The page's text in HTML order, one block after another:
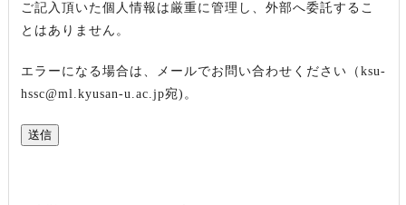
ご記入頂いた個人情報は厳重に管理し、外部へ委託するこ
とはありません。
エラーになる場合は、メールでお問い合わせください（ksu-
hssc@ml.kyusan-u.ac.jp宛)。